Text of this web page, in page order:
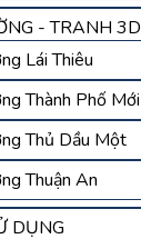
- TRANH 3D
Lái Thiêu
Thành Phố Mới
Thủ Dầu Một
Thuận An
DỤNG